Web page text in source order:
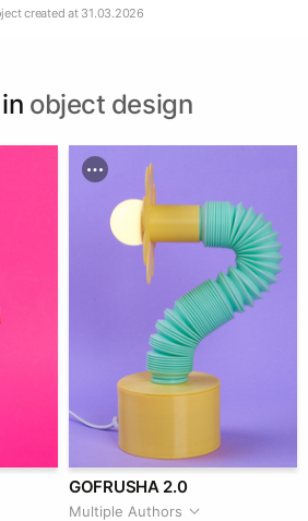
created at 31.03.2026
object design
GOFRUSHA 2.0
Multiple Authors